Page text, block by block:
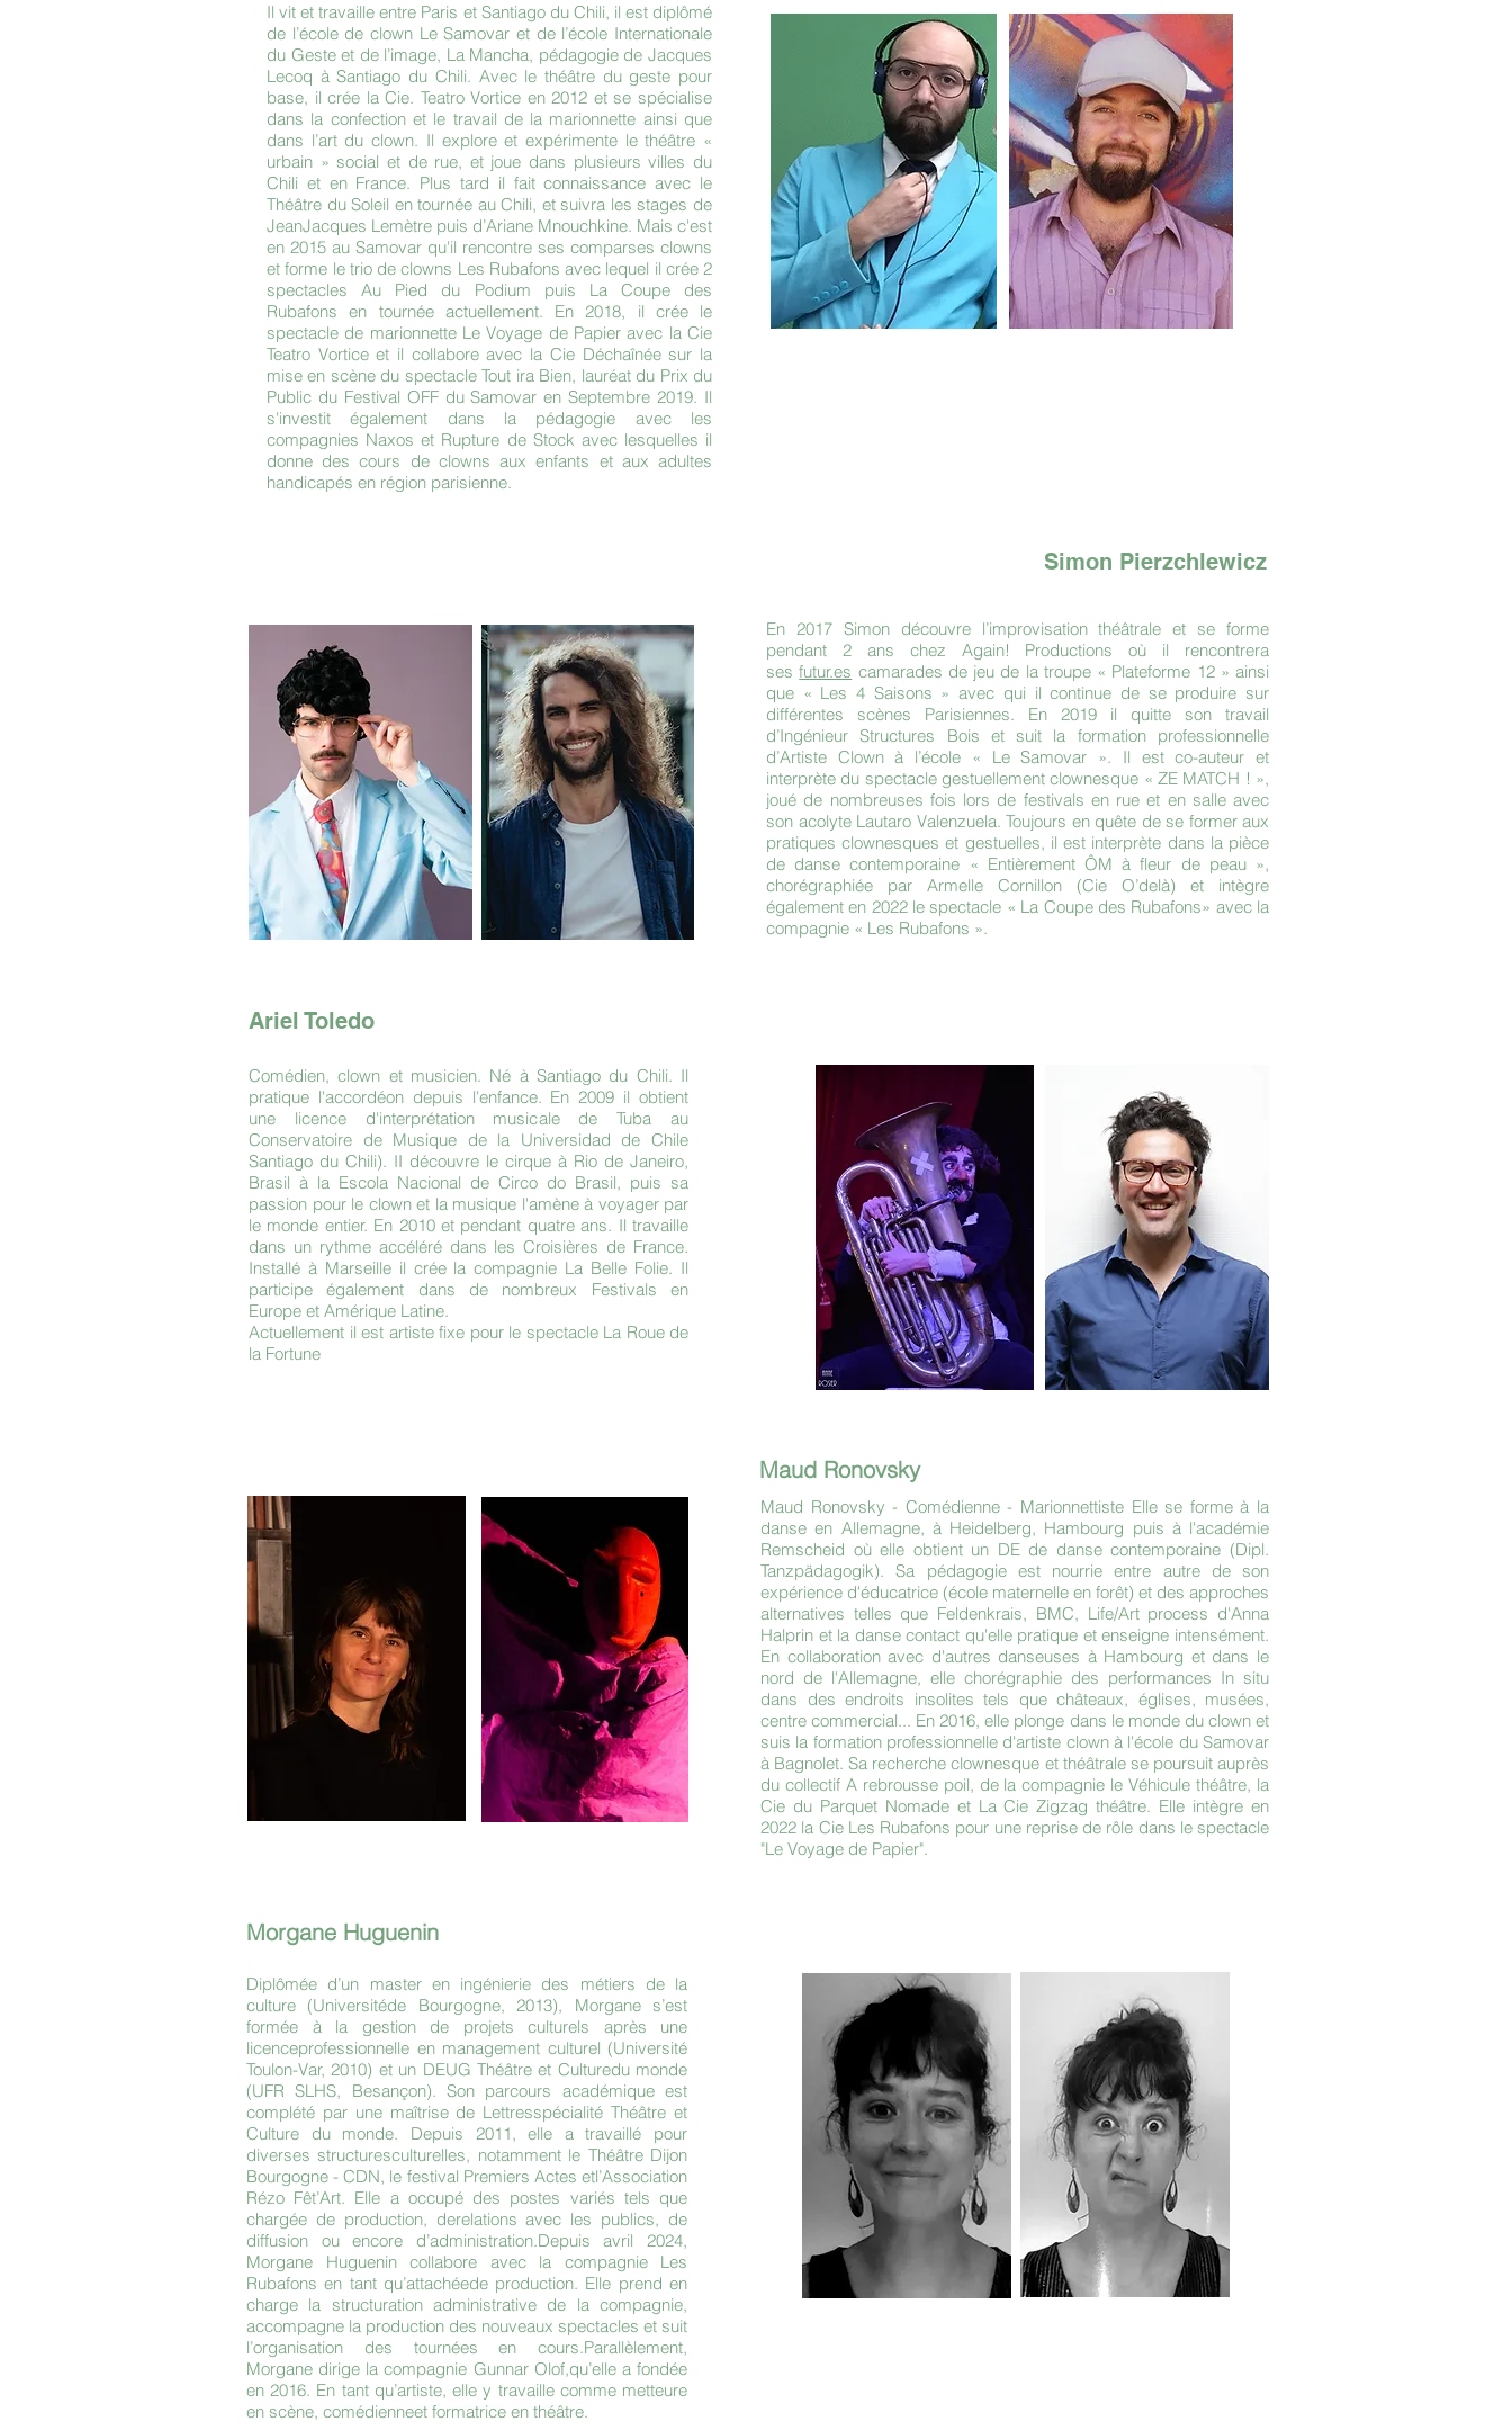
Il vit et travaille entre Paris et Santiago du Chili, il est diplômé
de l’école de clown Le Samovar et de l’école Internationale
du Geste et de l’image, La Mancha, pédagogie de Jacques
Lecoq à Santiago du Chili. Avec le théâtre du geste pour
base, il crée la Cie. Teatro Vortice en 2012 et se spécialise
dans la confection et le travail de la marionnette ainsi que
dans l’art du clown. Il explore et expérimente le théâtre «
urbain » social et de rue, et joue dans plusieurs villes du
Chili et en France. Plus tard il fait connaissance avec le
Théâtre du Soleil en tournée au Chili, et suivra les stages de
JeanJacques Lemètre puis d’Ariane Mnouchkine. Mais c'est
en 2015 au Samovar qu'il rencontre ses comparses clowns
et forme le trio de clowns Les Rubafons avec lequel il crée 2
spectacles Au Pied du Podium puis La Coupe des
Rubafons en tournée actuellement. En 2018, il crée le
spectacle de marionnette Le Voyage de Papier avec la Cie
Teatro Vortice et il collabore avec la Cie Déchaînée sur la
mise en scène du spectacle Tout ira Bien, lauréat du Prix du
Public du Festival OFF du Samovar en Septembre 2019. Il
s'investit également dans la pédagogie avec les
compagnies Naxos et Rupture de Stock avec lesquelles il
donne des cours de clowns aux enfants et aux adultes
handicapés en région parisienne.
Simon Pierzchlewicz
En 2017 Simon découvre l’improvisation théâtrale et se forme
pendant 2 ans chez Again! Productions où il rencontrera
sesfutur.es camarades de jeu de la troupe « Plateforme 12 » ainsi
que « Les 4 Saisons » avec qui il continue de se produire sur
différentes scènes Parisiennes. En 2019 il quitte son travail
d’Ingénieur Structures Bois et suit la formation professionnelle
d’Artiste Clown à l’école « Le Samovar ». Il est co-auteur et
interprète du spectacle gestuellement clownesque « ZE MATCH ! »,
joué de nombreuses fois lors de festivals en rue et en salle avec
son acolyte Lautaro Valenzuela. Toujours en quête de se former aux
pratiques clownesques et gestuelles, il est interprète dans la pièce
de danse contemporaine « Entièrement ÔM à fleur de peau »,
chorégraphiée par Armelle Cornillon (Cie O’delà) et intègre
également en 2022 le spectacle « La Coupe des Rubafons» avec la
compagnie « Les Rubafons ».
Ariel Toledo
Comédien, clown et musicien. Né à Santiago du Chili. Il
pratique l'accordéon depuis l'enfance. En 2009 il obtient
une licence d'interprétation musicale de Tuba au
Conservatoire de Musique de la Universidad de Chile
Santiago du Chili). II découvre le cirque à Rio de Janeiro,
Brasil à la Escola Nacional de Circo do Brasil, puis sa
passion pour le clown et la musique l'amène à voyager par
le monde entier. En 2010 et pendant quatre ans. Il travaille
dans un rythme accéléré dans les Croisières de France.
Installé à Marseille il crée la compagnie La Belle Folie. Il
participe également dans de nombreux Festivals en
Europe et Amérique Latine.
Actuellement il est artiste fixe pour le spectacle La Roue de
la Fortune
Maud Ronovsky
Maud Ronovsky - Comédienne - Marionnettiste Elle se forme à la
danse en Allemagne, à Heidelberg, Hambourg puis à l'académie
Remscheid où elle obtient un DE de danse contemporaine (Dipl.
Tanzpädagogik). Sa pédagogie est nourrie entre autre de son
expérience d'éducatrice (école maternelle en forêt) et des approches
alternatives telles que Feldenkrais, BMC, Life/Art process d'Anna
Halprin et la danse contact qu'elle pratique et enseigne intensément.
En collaboration avec d'autres danseuses à Hambourg et dans le
nord de l'Allemagne, elle chorégraphie des performances In situ
dans des endroits insolites tels que châteaux, églises, musées,
centre commercial... En 2016, elle plonge dans le monde du clown et
suis la formation professionnelle d'artiste clown à l'école du Samovar
à Bagnolet. Sa recherche clownesque et théâtrale se poursuit auprès
du collectif A rebrousse poil, de la compagnie le Véhicule théâtre, la
Cie du Parquet Nomade et La Cie Zigzag théâtre. Elle intègre en
2022 la Cie Les Rubafons pour une reprise de rôle dans le spectacle
"Le Voyage de Papier".
Morgane Huguenin
Diplômée d’un master en ingénierie des métiers de la
culture (Universitéde Bourgogne, 2013), Morgane s’est
formée à la gestion de projets culturels après une
licenceprofessionnelle en management culturel (Université
Toulon-Var, 2010) et un DEUG Théâtre et Culturedu monde
(UFR SLHS, Besançon). Son parcours académique est
complété par une maîtrise de Lettresspécialité Théâtre et
Culture du monde. Depuis 2011, elle a travaillé pour
diverses structuresculturelles, notamment le Théâtre Dijon
Bourgogne - CDN, le festival Premiers Actes etl’Association
Rézo Fêt’Art. Elle a occupé des postes variés tels que
chargée de production, derelations avec les publics, de
diffusion ou encore d’administration.Depuis avril 2024,
Morgane Huguenin collabore avec la compagnie Les
Rubafons en tant qu’attachéede production. Elle prend en
charge la structuration administrative de la compagnie,
accompagne la production des nouveaux spectacles et suit
l’organisation des tournées en cours.Parallèlement,
Morgane dirige la compagnie Gunnar Olof,qu’elle a fondée
en 2016. En tant qu’artiste, elle y travaille comme metteure
en scène, comédienneet formatrice en théâtre.